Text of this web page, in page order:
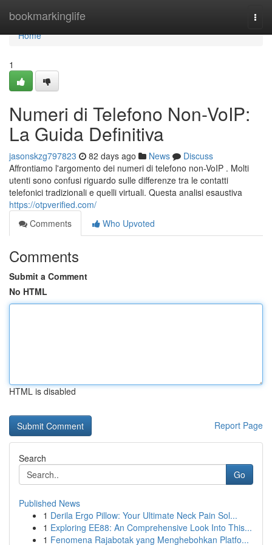
bookmarkinglife
Home
Home
1
Numeri di Telefono Non-VoIP:
La Guida Definitiva
jasonskzg797823 82 days ago News
Discuss
Affrontiamo l'argomento dei numeri di telefono non-VoIP . Molti
utenti sono confusi riguardo sulle differenze tra le contatti
telefonici tradizionali e quelli virtuali. Questa analisi esaustiva
https://otpverified.com/
Comments
Who Upvoted
Comments
Submit a Comment
No HTML
HTML is disabled
Report Page
Search
Go
Published News
1 Derila Ergo Pillow: Your Ultimate Neck Pain Sol...
1 Exploring EE88: An Comprehensive Look Into This...
1 Fenomena Rajabotak yang Menghebohkan Platfo...